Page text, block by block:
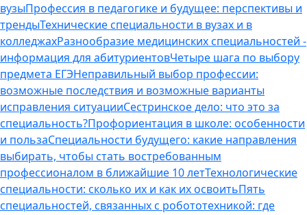
вузыПрофессия в педагогике и будущее: перспективы и
трендыТехнические специальности в вузах и в
колледжахРазнообразие медицинских специальностей -
информация для абитуриентовЧетыре шага по выбору
предмета ЕГЭНеправильный выбор профессии:
возможные последствия и возможные варианты
исправления ситуацииСестринское дело: что это за
специальность?Профориентация в школе: особенности
и пользаСпециальности будущего: какие направления
выбирать, чтобы стать востребованным
профессионалом в ближайшие 10 летТехнологические
специальности: сколько их и как их освоитьПять
специальностей, связанных с робототехникой: где